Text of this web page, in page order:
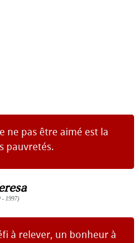
ne pas être aimé est la
pauvretés.
1997)
à relever, un bonheur à